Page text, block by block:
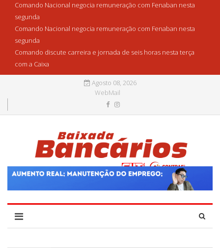
Comando Nacional negocia remuneração com Fenaban nesta
segunda
Comando Nacional negocia remuneração com Fenaban nesta
segunda
Comando discute carreira e jornada de seis horas nesta terça
com a Caixa
Agosto 08, 2026
WebMail